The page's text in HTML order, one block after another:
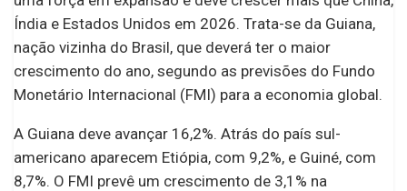
Índia e Estados Unidos em 2026. Trata-se da Guiana,
nação vizinha do Brasil, que deverá ter o maior
crescimento do ano, segundo as previsões do Fundo
Monetário Internacional (FMI) para a economia global.
A Guiana deve avançar 16,2%. Atrás do país sul-
americano aparecem Etiópia, com 9,2%, e Guiné, com
8,7%. O FMI prevê um crescimento de 3,1% na